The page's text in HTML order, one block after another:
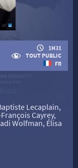
1H31
TOUT PUBLIC
FR
Lecaplain,
Cayrey,
Wolfman, Élisa